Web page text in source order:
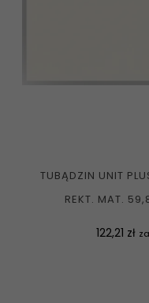
TUBĄDZIN UNIT
REKT. MAT.
Cena
122,21 zł